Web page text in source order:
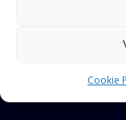
Cookie